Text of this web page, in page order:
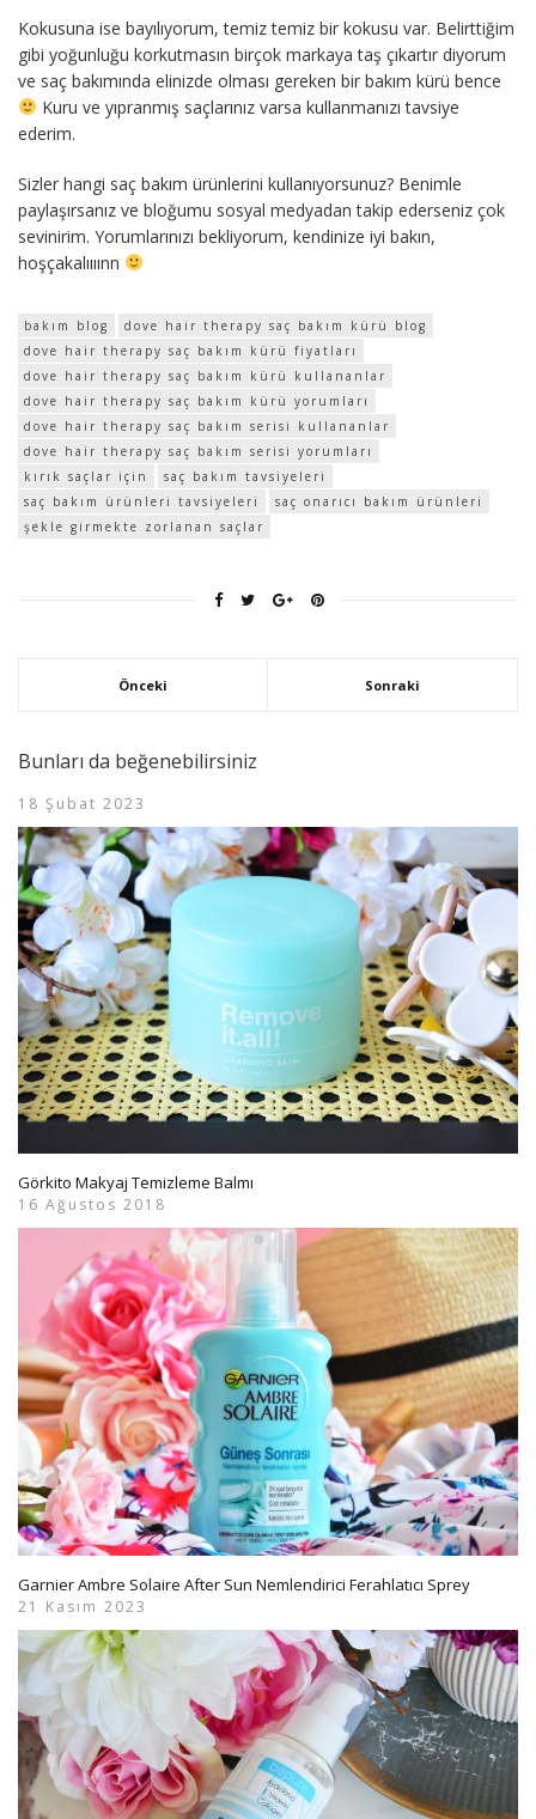
Kokusuna ise bayılıyorum, temiz temiz bir kokusu var. Belirttiğim
gibi yoğunluğu korkutmasın birçok markaya taş çıkartır diyorum
ve saç bakımında elinizde olması gereken bir bakım kürü bence
Kuru ve yıpranmış saçlarınız varsa kullanmanızı tavsiye
ederim.
Sizler hangi saç bakım ürünlerini kullanıyorsunuz? Benimle
paylaşırsanız ve bloğumu sosyal medyadan takip ederseniz çok
sevinirim. Yorumlarınızı bekliyorum, kendinize iyi bakın,
hoşçakalıııınn
bakım blog
dove hair therapy saç bakım kürü blog
dove hair therapy saç bakım kürü fiyatları
dove hair therapy saç bakım kürü kullananlar
dove hair therapy saç bakım kürü yorumları
dove hair therapy saç bakım serisi kullananlar
dove hair therapy saç bakım serisi yorumları
kırık saçlar için
saç bakım tavsiyeleri
saç bakım ürünleri tavsiyeleri
saç onarıcı bakım ürünleri
şekle girmekte zorlanan saçlar
Önceki Sonraki
Bunları da beğenebilirsiniz
18 Şubat 2023
Görkito Makyaj Temizleme Balmı
16 Ağustos 2018
Garnier Ambre Solaire After Sun Nemlendirici Ferahlatıcı Sprey
21 Kasım 2023